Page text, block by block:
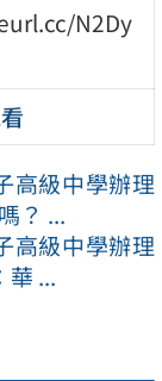
N2Dy
高級中學辦理
？ ...
高級中學辦理
華 ...